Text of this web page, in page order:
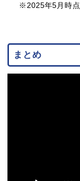
※2025年5月時点
まとめ